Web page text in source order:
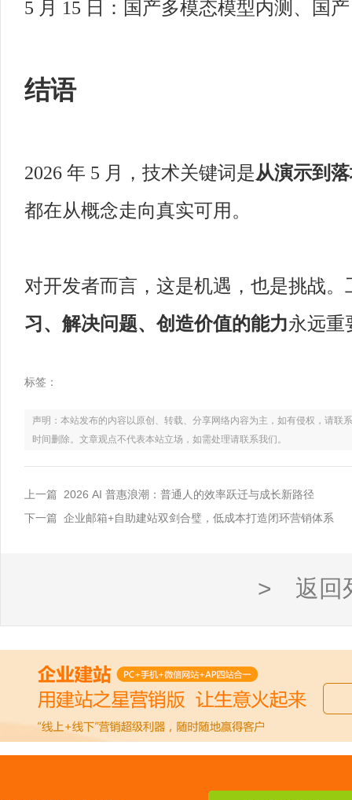
5 月 15 日：国产多模态模型内测、国
结语
2026 年 5 月，技术关键词是从演示到
都在从概念走向真实可用。
对开发者而言，这是机遇，也是挑战
习、解决问题、创造价值的能力永远重
标签：
声明：本站发布的内容以原创、转载、分享网络内容为主，如有侵权，请
时间删除。文章观点不代表本站立场，如需处理请联系我们。
上一篇 2026 AI 普惠浪潮：普通人的效率跃迁与成长新路径
下一篇 企业邮箱+自助建站双剑合璧，低成本打造闭环营销体系
> 返回